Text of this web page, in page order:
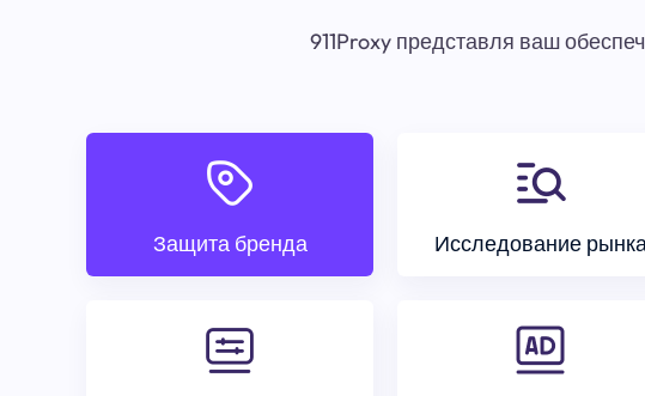
911Proxy представля ваш
Защита бренда Исследование